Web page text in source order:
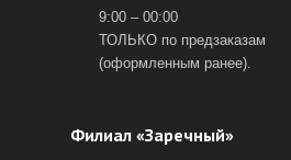
9:00 – 00:00
ТОЛЬКО по предзаказам
(оформленным ранее).
Филиал «Заречный»